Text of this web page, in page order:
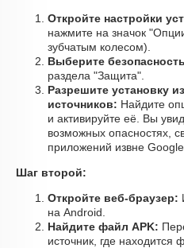
Откройте настройки
нажмите на значок
зубчатым колесом).
Выберите
раздела "Защита".
Разрешите установку
источников: Найдите
и активируйте её. Вы
возможных опасностях,
приложений извне
Шаг второй:
Откройте веб-браузер:
на Android.
Найдите файл APK:
источник, где находится